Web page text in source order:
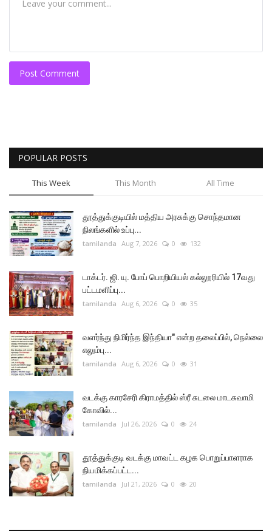
Post Comment
POPULAR POSTS
This Week This Month All Time
தூத்துக்குடியில் மத்திய அரசுக்கு சொந்தமான
நிலங்களில் உப்பு...
tamilanda Aug 7, 2026 0 132
டாக்டர். ஜி. யு. போப் பொறியியல் கல்லூரியில் 17வது
பட்டமளிப்பு...
tamilanda Aug 6, 2026 0 35
வளர்ந்து நிமிர்ந்த இந்தியா" என்ற தலைப்பில், நெல்லை
எலும்பு...
tamilanda Aug 6, 2026 0 31
வடக்கு காரசேரி கிராமத்தில் ஸ்ரீ சுடலை மாடசுவாமி
கோவில்...
tamilanda Jul 26, 2026 0 24
தூத்துக்குடி வடக்கு மாவட்ட கழக பொறுப்பாளராக
நியமிக்கப்பட்ட...
tamilanda Jul 21, 2026 0 20